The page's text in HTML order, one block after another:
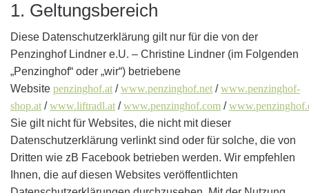
1. Geltungsbereich
Diese Datenschutzerklärung gilt nur für die von der
Penzinghof Lindner e.U. – Christine Lindner (im Folgenden
„Penzinghof“ oder „wir“) betriebene
Website penzinghof.at /www.penzinghof.net /www.penzinghof-
shop.at /www.liftradl.at /www.penzinghof.com /
Sie gilt nicht für Websites, die nicht mit dieser
Datenschutzerklärung verlinkt sind oder für solche, die von
Dritten wie zB Facebook betrieben werden. Wir empfehlen
Ihnen, die auf diesen Websites veröffentlichten